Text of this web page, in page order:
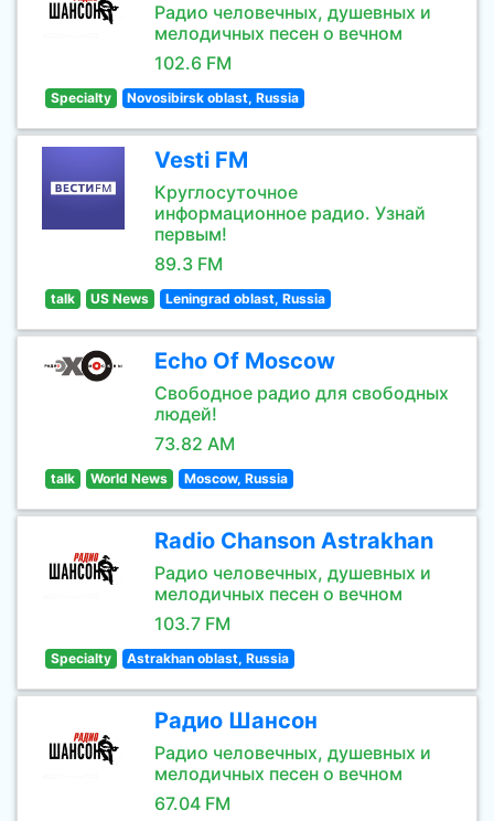
Радио человечных, душевных и
мелодичных песен о вечном
102.6 FM
Specialty Novosibirsk oblast, Russia
Vesti FM
Круглосуточное
информационное радио. Узнай
первым!
89.3 FM
talk US News Leningrad oblast, Russia
Echo Of Moscow
Свободное радио для свободных
людей!
73.82 AM
talk World News Moscow, Russia
Radio Chanson Astrakhan
Радио человечных, душевных и
мелодичных песен о вечном
103.7 FM
Specialty Astrakhan oblast, Russia
Радио Шансон
Радио человечных, душевных и
мелодичных песен о вечном
67.04 FM